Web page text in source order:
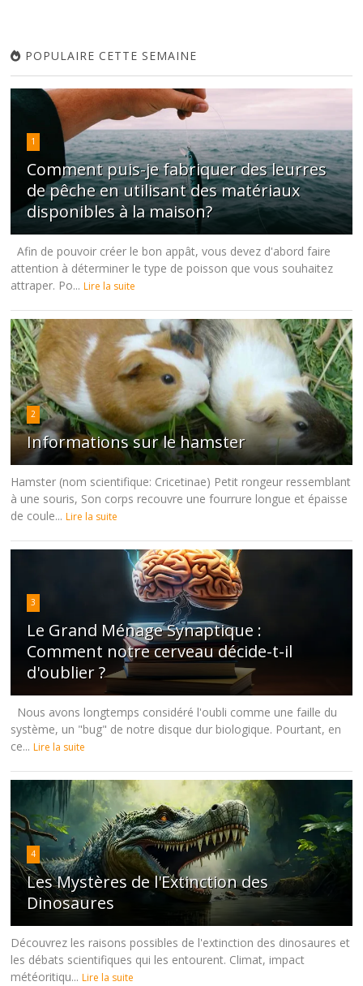
POPULAIRE CETTE SEMAINE
1
Comment puis-je fabriquer des leurres
de pêche en utilisant des matériaux
disponibles à la maison?
Afin de pouvoir créer le bon appât, vous devez d'abord faire
attention à déterminer le type de poisson que vous souhaitez
attraper. Po... Lire la suite
2
Informations sur le hamster
Hamster (nom scientifique: Cricetinae) Petit rongeur ressemblant
à une souris, Son corps recouvre une fourrure longue et épaisse
de coule... Lire la suite
3
Le Grand Ménage Synaptique :
Comment notre cerveau décide-t-il
d'oublier ?
Nous avons longtemps considéré l'oubli comme une faille du
système, un "bug" de notre disque dur biologique. Pourtant, en
ce... Lire la suite
4
Les Mystères de l'Extinction des
Dinosaures
Découvrez les raisons possibles de l'extinction des dinosaures et
les débats scientifiques qui les entourent. Climat, impact
météoritiqu... Lire la suite